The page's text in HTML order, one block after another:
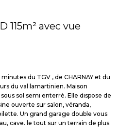
115m² avec vue
du TGV , de CHARNAY et du
du val lamartinien. Maison
sol semi enterré. Elle dispose de
ouverte sur salon, véranda,
Un grand garage double vous
cave. le tout sur un terrain de plus